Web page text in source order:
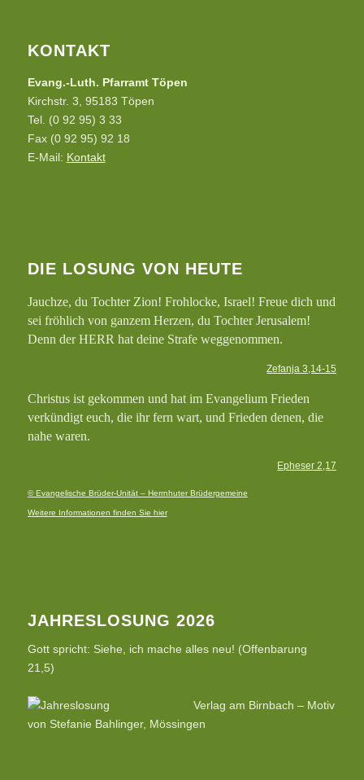
KONTAKT
Evang.-Luth. Pfarramt Töpen
Kirchstr. 3, 95183 Töpen
Tel. (0 92 95) 3 33
Fax (0 92 95) 92 18
E-Mail: Kontakt
DIE LOSUNG VON HEUTE
Jauchze, du Tochter Zion! Frohlocke, Israel! Freue dich und
sei fröhlich von ganzem Herzen, du Tochter Jerusalem!
Denn der HERR hat deine Strafe weggenommen.
Zefanja 3,14-15
Christus ist gekommen und hat im Evangelium Frieden
verkündigt euch, die ihr fern wart, und Frieden denen, die
nahe waren.
Epheser 2,17
© Evangelische Brüder-Unität – Herrnhuter Brüdergemeine
Weitere Informationen finden Sie hier
JAHRESLOSUNG 2026
Gott spricht: Siehe, ich mache alles neu! (Offenbarung
21,5)
Verlag am Birnbach – Motiv
von Stefanie Bahlinger, Mössingen